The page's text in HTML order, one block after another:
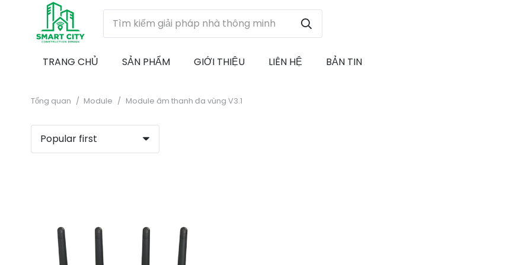
TRANG CHỦ SẢN PHẨM GIỚI THIỆU LIÊN HỆ BẢN TIN
Tổng quan / Module / Module âm thanh đa vùng V3.1